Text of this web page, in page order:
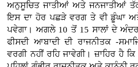
ਅਨੁਸੂਚਿਤ ਜਾਤੀਆਂ ਅਤੇ ਜਨਜਾਤੀਆਂ ਤੱਕ
ਇਸ ਦਾ ਹੋਰ ਪਛੜੇ ਵਰਗ ਤੇ ਵੀ ਡੂੰਘਾ
ਪਵੇਗਾ। ਅਗਲੇ 10 ਤੋਂ 15 ਸਾਲਾਂ ਦੇ
ਫੀਸਦੀ ਆਬਾਦੀ ਦੀ ਰਾਜਨੀਤਕ -
ਵਰਗੀ ਨਹੀਂ ਰਹਿ ਜਾਵੇਗੀ। ਜ਼ਾਹਿਰ ਹੈ